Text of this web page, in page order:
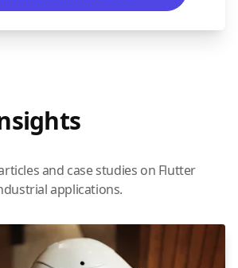
and case studies on Flutter
applications.